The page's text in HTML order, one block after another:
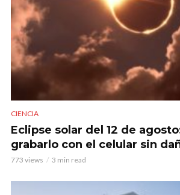
CIENCIA
Eclipse solar del 12 de
grabarlo con el celular sin
773 views 3 min read